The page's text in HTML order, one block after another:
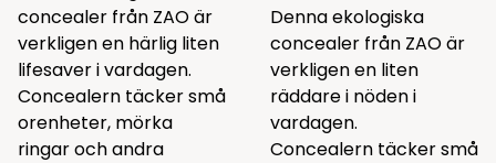
concealer från ZAO är
verkligen en härlig liten
lifesaver i vardagen.
Concealern täcker små
orenheter, mörka
ringar och andra
Denna ekologiska
concealer från ZAO är
verkligen en liten
räddare i nöden i
vardagen.
Concealern täcker små